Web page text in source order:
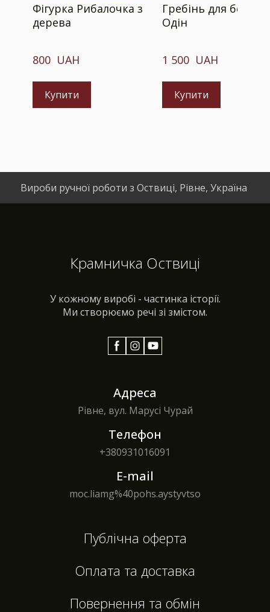
Фігурка Рибалочка з
дерева
800  UAH
Купити
Гребінь для бороди
Одін
1 500  UAH
Купити
Вироби ручної роботи з Оствиці, Рівне, Україна
Крамничка Оствиці
У кожному виробі - частинка історії.
Ми створюємо речі зі змістом.
Адреса
Рівне, вул. Марусі Чурай
Телефон
+380931016091
E-mail
moc.liamg%40pohs.aystyvtso
Публічна оферта
Оплата та доставка
Повернення та обмін